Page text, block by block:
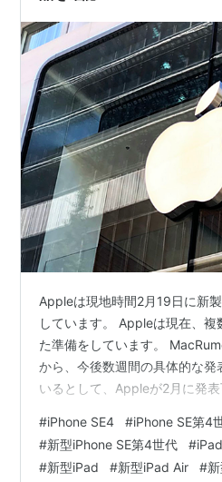
Appleは現地時間2月19日に新
しています。 Appleは現在、複
た準備をしています。
から、今後数週間の具体的な発
いるとして、Appleが2月に発
#iPhone SE4 #iPhone SE第4
#新型iPhone SE第4世代 #
#新型iPad #新型iPad Air #